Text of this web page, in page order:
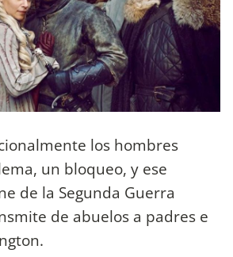
los hombres
un bloqueo, y ese
de la Segunda Guerra
de abuelos a padres e